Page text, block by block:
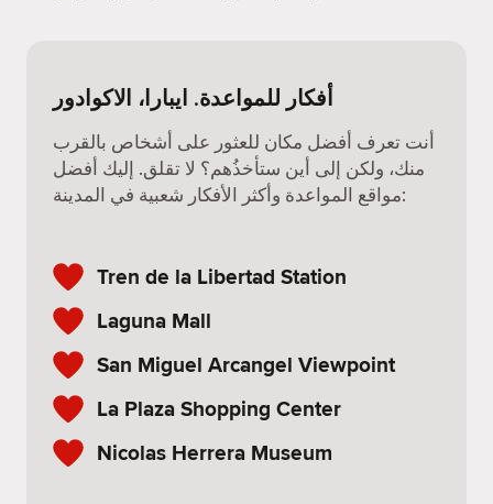
أفكار للمواعدة. ايبارا، الاكوادور
أنت تعرف أفضل مكان للعثور على أشخاص بالقرب
منك، ولكن إلى أين ستأخذُهم؟ لا تقلق. إليك أفضل
مواقع المواعدة وأكثر الأفكار شعبية في المدينة:
Tren de la Libertad Station
Laguna Mall
San Miguel Arcangel Viewpoint
La Plaza Shopping Center
Nicolas Herrera Museum